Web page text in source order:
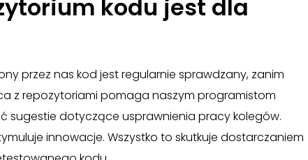
kodu jest dla
przez nas kod jest regularnie sprawdzany, zanim
z repozytoriami pomaga naszym programistom
sugestie dotyczące usprawnienia pracy kolegów.
innowacje. Wszystko to skutkuje dostarczaniem